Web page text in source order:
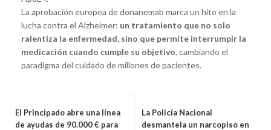
La aprobación europea de donanemab marca un hito en la
lucha contra el Alzheimer: un tratamiento que no solo
ralentiza la enfermedad, sino que permite interrumpir la
medicación cuando cumple su objetivo, cambiando el
paradigma del cuidado de millones de pacientes.
El Principado abre una línea
de ayudas de 90.000 € para
La Policía Nacional
desmantela un narcopiso en